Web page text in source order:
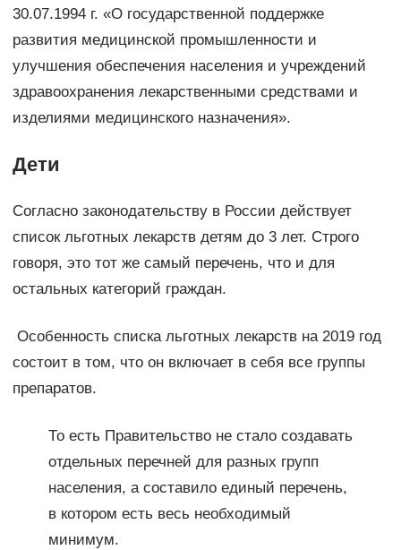
30.07.1994 г. «О государственной поддержке
развития медицинской промышленности и
улучшения обеспечения населения и учреждений
здравоохранения лекарственными средствами и
изделиями медицинского назначения».
Дети
Согласно законодательству в России действует
список льготных лекарств детям до 3 лет. Строго
говоря, это тот же самый перечень, что и для
остальных категорий граждан.
Особенность списка льготных лекарств на 2019 год
состоит в том, что он включает в себя все группы
препаратов.
То есть Правительство не стало создавать
отдельных перечней для разных групп
населения, а составило единый перечень,
в котором есть весь необходимый
минимум.